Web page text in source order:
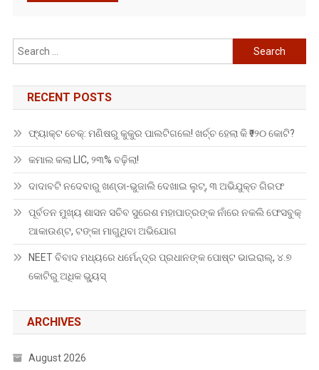
Search
for:
RECENT POSTS
ଫ୍ୟାକ୍ଟ ଚେକ୍: ମଣିଷରୁ କୁକୁର ପାଲଟିଗଲେ! ଖର୍ଚ୍ଚ ହେଲା କି ₹୨୨୦ କୋଟି?
କମାଲ କଲା LIC, ୨୩% ବଢ଼ିଲା!
ଦାଦାବଟି ନଦେବାରୁ ଖଣ୍ଡା-ଭୁଜାଲି ଦେଖାଇ ଲୁଟ୍, ୩ ଅଭିଯୁକ୍ତ ଗିରଫ
ପୂର୍ବତନ ମୁଖ୍ୟ ଶାସନ ସଚିବ ସୁରେଶ ମହାପାତ୍ରଙ୍କ ନାଁରେ ନକଲି ଫେସବୁକ୍
ଆକାଉଣ୍ଟ, ଟଙ୍କା ମାଗୁଥିବା ଅଭିଯୋଗ
NEET ବିବାଦ ମଧ୍ୟରେ ଧର୍ମେନ୍ଦ୍ର ପ୍ରଧାନଙ୍କ ପୋଷ୍ଟ ଭାଇରାଲ୍, ୪.୭
କୋଟିରୁ ଅଧିକ ଭ୍ୟୁସ୍
ARCHIVES
August 2026